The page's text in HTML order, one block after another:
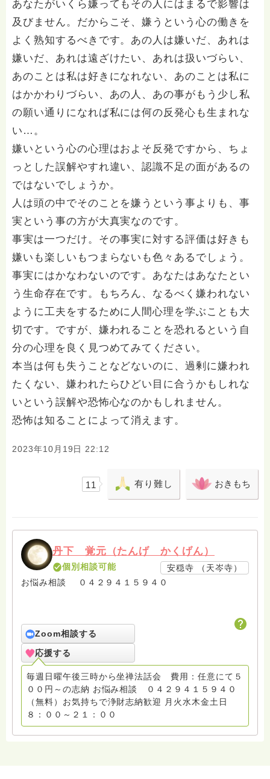
あなたがいくら嫌ってもその人にはまるで影響は
及びません。だからこそ、嫌うという心の働きを
よく熟知するべきです。あの人は嫌いだ、あれは
嫌いだ、あれは遠ざけたい、あれは扱いづらい、
あのことは私は好きになれない、あのことは私に
はかかわりづらい、あの人、あの事がもう少し私
の願い通りになれば私には何の反発心も生まれな
い…。
嫌いという心の心理はおよそ反発ですから、ちょ
っとした誤解やすれ違い、認識不足の面があるの
ではないでしょうか。
人は頭の中でそのことを嫌うという事よりも、事
実という事の方が大真実なのです。
事実は一つだけ。その事実に対する評価は好きも
嫌いも楽しいもつまらないも色々あるでしょう。
事実にはかなわないのです。あなたはあなたとい
う生命存在です。もちろん、なるべく嫌われない
ように工夫をするために人間心理を学ぶことも大
切です。ですが、嫌われることを恐れるという自
分の心理を良く見つめてみてください。
本当は何も失うことなどないのに、過剰に嫌われ
たくない、嫌われたらひどい目に合うかもしれな
いという誤解や恐怖心なのかもしれません。
恐怖は知ることによって消えます。
2023年10月19日 22:12
11 有り難し おきもち
丹下 覚元（たんげ かくげん）
個別相談可能
安穏寺 （天岑寺）
お悩み相談 ０４２９４１５９４０
Zoom相談する
応援する
毎週日曜午後三時から坐禅法話会 費用：任意にて５
００円～の志納 お悩み相談 ０４２９４１５９４０
（無料）お気持ちで浄財志納歓迎 月火水木金土日
８：００～２１：００